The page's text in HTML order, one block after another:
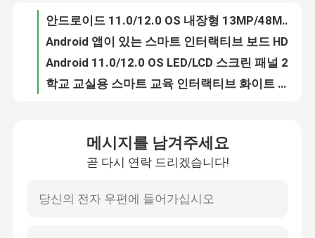
공장 견학
문의하기
조회를 요청하다
안드로이드 11.0/12.0 OS 내장형 13MP/48MP 카메라 옵션이 있는 스마트 교육 인터랙티브 터치 스크린 디지털 간판
학교 교실용 스마트 교육 인터랙티브 화이트 보드 나노 칠판 HDMI/USB/Bluetooth/Wi-Fi
메시지를 남겨주세요
곧 다시 연락 드리겠습니다!